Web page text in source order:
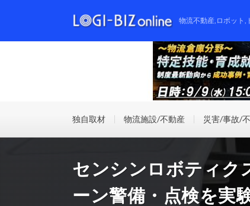
物流不動産,ロボット,
独自取材 物流施設/不動産 災害/事故/
センシンロボティク
ーン警備・点検を実